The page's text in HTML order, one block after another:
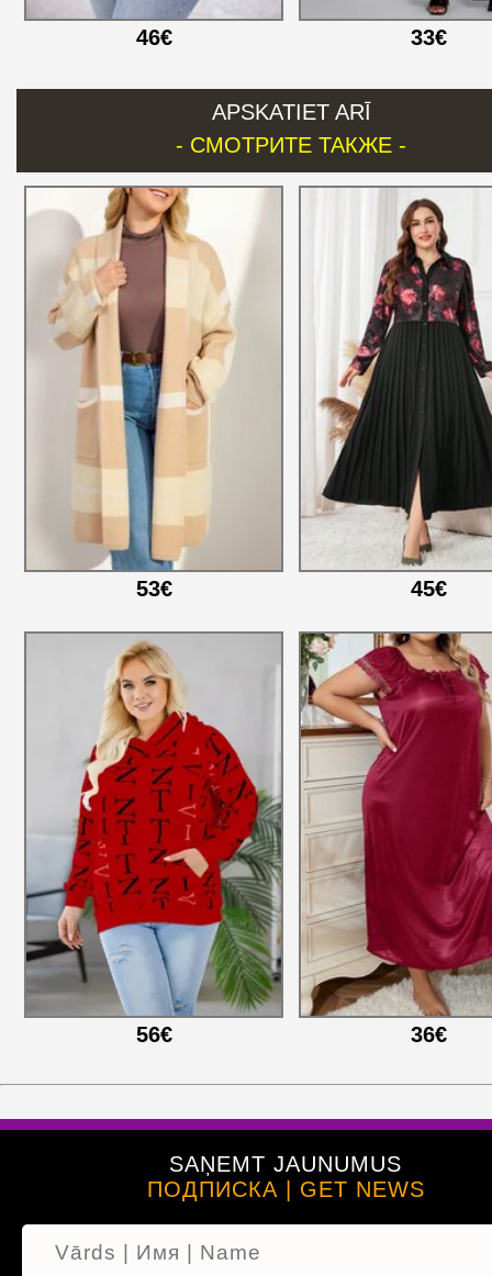
46€ 33€
APSKATIET ARĪ
- СМОТРИТЕ ТАКЖЕ -
53€ 45€
56€ 36€
SAŅEMT JAUNUMUS
ПОДПИСКА | GET NEWS